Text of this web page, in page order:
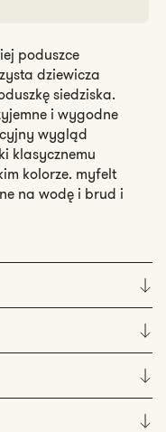
poduszce
dziewicza
siedziska.
i wygodne
wygląd
klasycznemu
kolorze. myfelt
na wodę i brud i